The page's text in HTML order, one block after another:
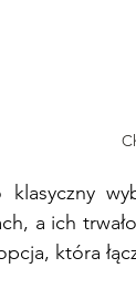
a ich
która